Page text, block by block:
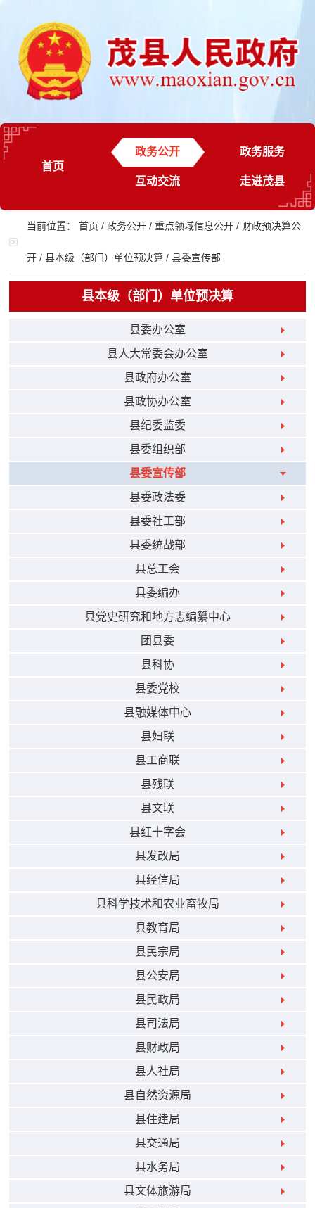
首页
政务公开 政务服务
互动交流 走进茂县
当前位置：首页 /政务公开 /重点领域信息公开 / 财政预决算公
开 /县本级（部门）单位预决算 /县委宣传部
县本级（部门）单位预决算
县委办公室
县人大常委会办公室
县政府办公室
县政协办公室
县纪委监委
县委组织部
县委宣传部
县委政法委
县委社工部
县委统战部
县总工会
县委编办
县党史研究和地方志编纂中心
团县委
县科协
县委党校
县融媒体中心
县妇联
县工商联
县残联
县文联
县红十字会
县发改局
县经信局
县科学技术和农业畜牧局
县教育局
县民宗局
县公安局
县民政局
县司法局
县财政局
县人社局
县自然资源局
县住建局
县交通局
县水务局
县文体旅游局